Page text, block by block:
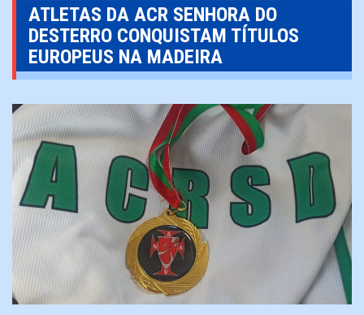
ATLETAS DA ACR SENHORA DO
DESTERRO CONQUISTAM TÍTULOS
EUROPEUS NA MADEIRA